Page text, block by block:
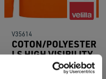
V35614
COTON/POLYESTER
LS HIGH VISIBILITY